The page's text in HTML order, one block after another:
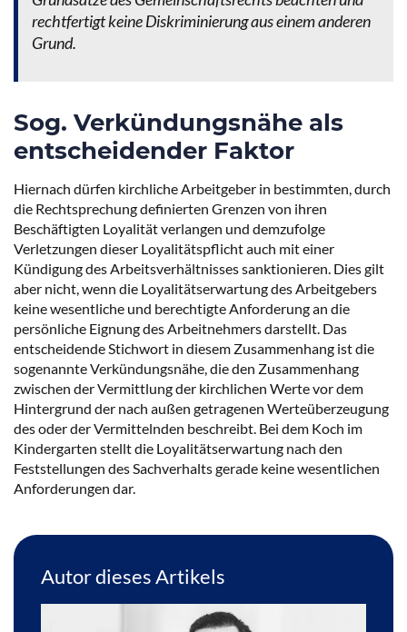
Einwilligung verwalten
Cookies, um Geräteinformationen zu speichern und/oder darauf zuzugreifen.
Wenn Sie diesen Technologien zustimmen, können wir Daten wie das
Surfverhalten oder eindeutige IDs auf dieser Website verarbeiten. Wenn Sie
Ihre Einwilligung nicht erteilen oder zurückziehen, können bestimmte
Merkmale und Funktionen beeinträchtigt werden.
Akzeptieren
Ablehnen
Einstellungen ansehen
Cookie-RichtlinieDatenschutzerklärungImpressum
rechtfertigt keine Diskriminierung aus einem anderen
Grund.
Sog. Verkündungsnähe als
entscheidender Faktor
Hiernach dürfen kirchliche Arbeitgeber in bestimmten, durch
die Rechtsprechung definierten Grenzen von ihren
Beschäftigten Loyalität verlangen und demzufolge
Verletzungen dieser Loyalitätspflicht auch mit einer
Kündigung des Arbeitsverhältnisses sanktionieren. Dies gilt
aber nicht, wenn die Loyalitätserwartung des Arbeitgebers
keine wesentliche und berechtigte Anforderung an die
persönliche Eignung des Arbeitnehmers darstellt. Das
entscheidende Stichwort in diesem Zusammenhang ist die
sogenannte Verkündungsnähe, die den Zusammenhang
zwischen der Vermittlung der kirchlichen Werte vor dem
Hintergrund der nach außen getragenen Werteüberzeugung
des oder der Vermittelnden beschreibt. Bei dem Koch im
Kindergarten stellt die Loyalitätserwartung nach den
Feststellungen des Sachverhalts gerade keine wesentlichen
Anforderungen dar.
Autor dieses Artikels